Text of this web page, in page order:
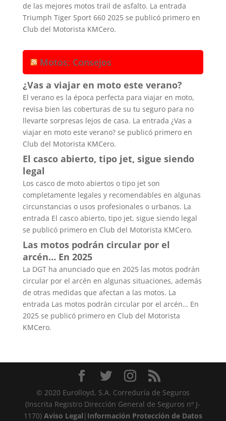
de las mejores motos trail de asfalto. La entrada
Triumph Tiger Sport 660 2025 se publicó primero en
Club del Motorista KMCero.
Motos: Consejos
¿Vas a viajar en moto este verano?
El verano es la época perfecta para viajar en moto,
revisa bien las coberturas de su tu seguro para no
llevarte sorpresas lejos de casa. La entrada ¿Vas a
viajar en moto este verano? se publicó primero en
Club del Motorista KMCero.
El casco abierto, tipo jet, sigue siendo
legal
Los casco de moto abiertos o tipo jet son
completamente legales y recomendables en algunas
circunstancias o usos profesionales o urbanos. La
entrada El casco abierto, tipo jet, sigue siendo legal
se publicó primero en Club del Motorista KMCero.
Las motos podrán circular por el
arcén… En 2025
La DGT ha anunciado que en 2025 las motos podrán
circular por el arcén en algunas situaciones, además
de otras medidas que afectan a las motos. La
entrada Las motos podrán circular por el arcén… En
2025 se publicó primero en Club del Motorista
KMCero.
© 2020 Eurolloyd, S.A. Correduría de Seguros
(Inscrita Registro Dirección General de Seguros nº J-
1170) Aviso Legal | Información Protección de Datos